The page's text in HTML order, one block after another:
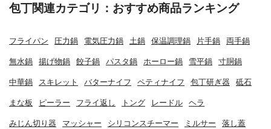
包丁関連カテゴリ：おすすめ商品ランキング
フライパン 圧力鍋 電気圧力鍋 土鍋 保温調理鍋 片手鍋 両手鍋
無水鍋 揚げ物鍋 餃子鍋 パスタ鍋 ホーロー鍋 雪平鍋 寸胴鍋
中華鍋 スキレット バターナイフ ペティナイフ 包丁研ぎ器 砥石
まな板 ピーラー フライ返し トング レードル ヘラ
みじん切り器 マッシャー シリコンスチーマー ミルサー 落し蓋